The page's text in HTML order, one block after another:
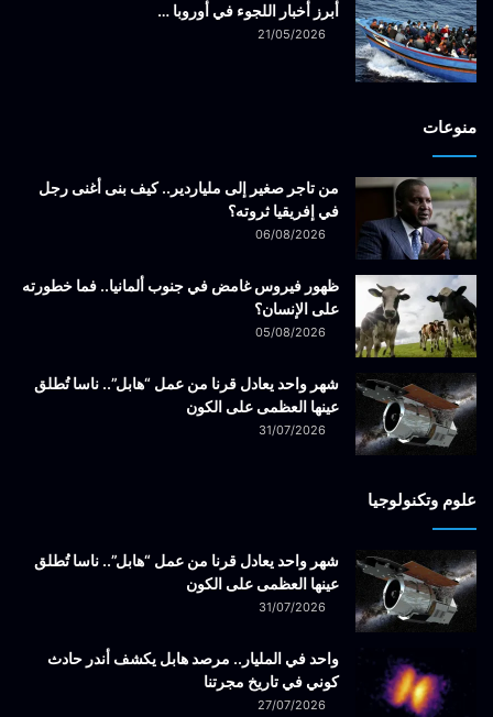
أبرز أخبار اللجوء في أوروبا …
21/05/2026
منوعات
من تاجر صغير إلى ملياردير.. كيف بنى أغنى رجل
في إفريقيا ثروته؟
06/08/2026
ظهور فيروس غامض في جنوب ألمانيا.. فما خطورته
على الإنسان؟
05/08/2026
شهر واحد يعادل قرنا من عمل “هابل”.. ناسا تُطلق
عينها العظمى على الكون
31/07/2026
علوم وتكنولوجيا
شهر واحد يعادل قرنا من عمل “هابل”.. ناسا تُطلق
عينها العظمى على الكون
31/07/2026
واحد في المليار.. مرصد هابل يكشف أندر حادث
كوني في تاريخ مجرتنا
27/07/2026